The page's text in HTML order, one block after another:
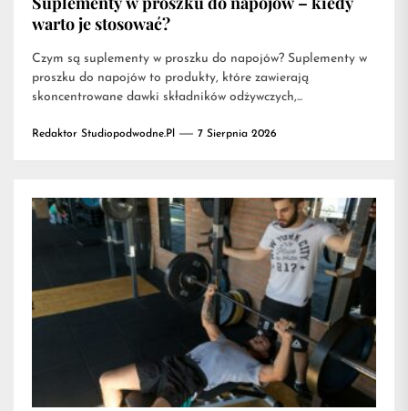
warto je stosować?
Czym są suplementy w proszku do napojów? Suplementy w
proszku do napojów to produkty, które zawierają
skoncentrowane dawki składników odżywczych,...
Redaktor Studiopodwodne.pl 7 Sierpnia 2026